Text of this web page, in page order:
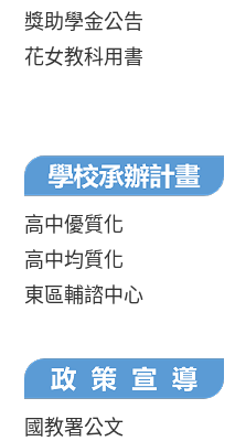
獎助學金公告
花女教科用書
高中優質化
高中均質化
東區輔諮中心
國教署公文